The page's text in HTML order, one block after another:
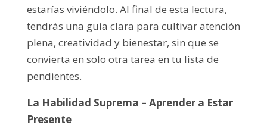
estarías viviéndolo. Al final de esta lectura,
tendrás una guía clara para cultivar atención
plena, creatividad y bienestar, sin que se
convierta en solo otra tarea en tu lista de
pendientes.
La Habilidad Suprema – Aprender a Estar
Presente